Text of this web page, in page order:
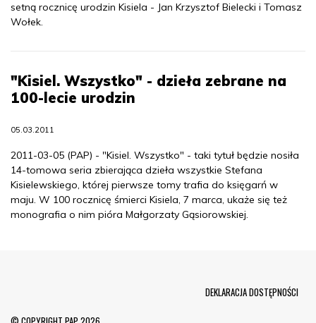
setną rocznicę urodzin Kisiela - Jan Krzysztof Bielecki i Tomasz
Wołek.
"Kisiel. Wszystko" - dzieła zebrane na
100-lecie urodzin
05.03.2011
2011-03-05 (PAP) - "Kisiel. Wszystko" - taki tytuł będzie nosiła
14-tomowa seria zbierająca dzieła wszystkie Stefana
Kisielewskiego, której pierwsze tomy trafia do księgarń w
maju. W 100 rocznicę śmierci Kisiela, 7 marca, ukaże się też
monografia o nim pióra Małgorzaty Gąsiorowskiej.
DEKLARACJA DOSTĘPNOŚCI